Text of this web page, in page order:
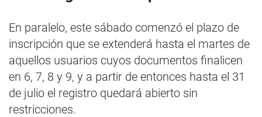
En paralelo, este sábado comenzó el plazo de
inscripción que se extenderá hasta el martes de
aquellos usuarios cuyos documentos finalicen
en 6, 7, 8 y 9, y a partir de entonces hasta el 31
de julio el registro quedará abierto sin
restricciones.